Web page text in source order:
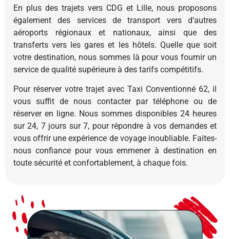
En plus des trajets vers CDG et Lille, nous proposons
également des services de transport vers d’autres
aéroports régionaux et nationaux, ainsi que des
transferts vers les gares et les hôtels. Quelle que soit
votre destination, nous sommes là pour vous fournir un
service de qualité supérieure à des tarifs compétitifs.
Pour réserver votre trajet avec Taxi Conventionné 62, il
vous suffit de nous contacter par téléphone ou de
réserver en ligne. Nous sommes disponibles 24 heures
sur 24, 7 jours sur 7, pour répondre à vos demandes et
vous offrir une expérience de voyage inoubliable. Faites-
nous confiance pour vous emmener à destination en
toute sécurité et confortablement, à chaque fois.